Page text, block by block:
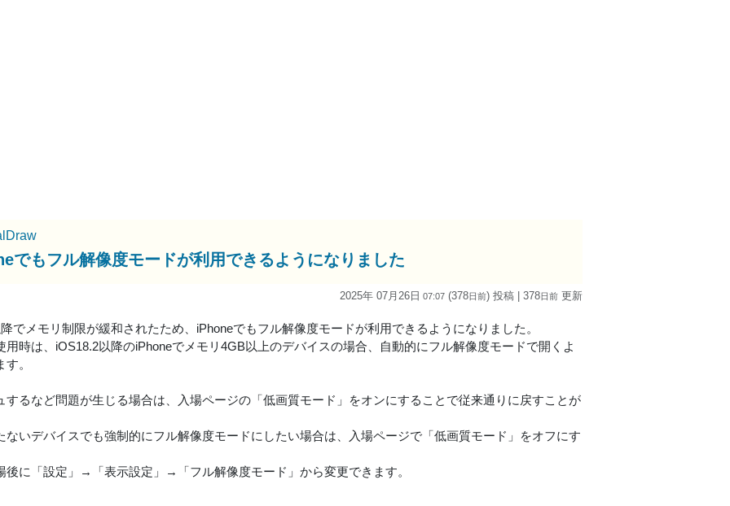
でもフル解像度モードが利用できるようになりました
2025年 07月26日 07:07 (378日前) 投稿 | 378日前 更新
でメモリ制限が緩和されたため、iPhoneでもフル解像度モードが利用できるようになりました。
用時は、iOS18.2以降のiPhoneでメモリ4GB以上のデバイスの場合、自動的にフル解像度モードで開くよ
。
するなど問題が生じる場合は、入場ページの「低画質モード」をオンにすることで従来通りに戻すことが
ないデバイスでも強制的にフル解像度モードにしたい場合は、入場ページで「低画質モード」をオフにす
後に「設定」→「表示設定」→「フル解像度モード」から変更できます。